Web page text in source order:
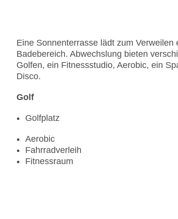
Eine Sonnenterrasse lädt zum
Badebereich. Abwechslung bieten
Golfen, ein Fitnessstudio, Aerobic, ein
Disco.
Golf
Golfplatz
Aerobic
Fahrradverleih
Fitnessraum